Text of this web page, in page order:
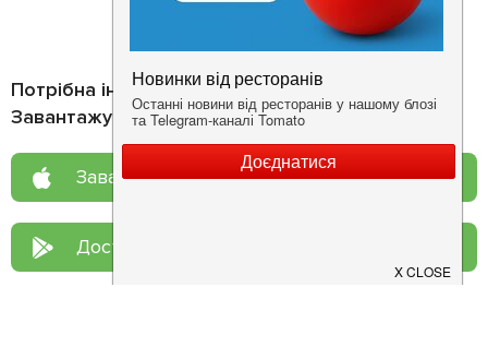
Потрібна інформація про заклад?
Завантажуйте додаток!
Завантажте у App Store
Доступно у